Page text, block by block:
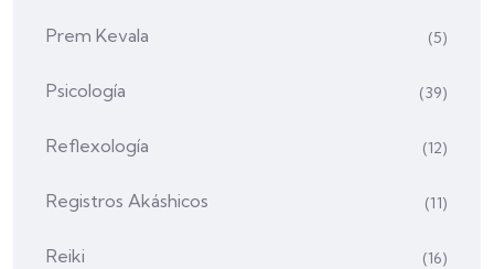
Prem Kevala (5)
Psicología (39)
Reflexología (12)
Registros Akáshicos (11)
Reiki (16)